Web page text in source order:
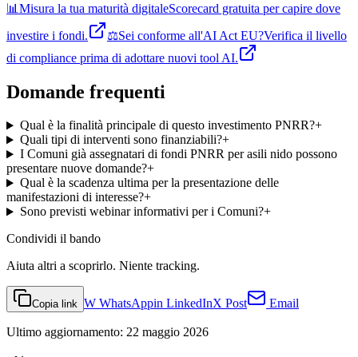
📊 Misura la tua maturità digitaleScorecard gratuita per capire dove
investire i fondi.
⚖️Sei conforme all'AI Act EU?Verifica il livello
di compliance prima di adottare nuovi tool AI.
Domande frequenti
Qual è la finalità principale di questo investimento PNRR?+
Quali tipi di interventi sono finanziabili?+
I Comuni già assegnatari di fondi PNRR per asili nido possono
presentare nuove domande?+
Qual è la scadenza ultima per la presentazione delle
manifestazioni di interesse?+
Sono previsti webinar informativi per i Comuni?+
Condividi il bando
Aiuta altri a scoprirlo. Niente tracking.
Copia link W WhatsAppin LinkedInX Post Email
Ultimo aggiornamento: 22 maggio 2026